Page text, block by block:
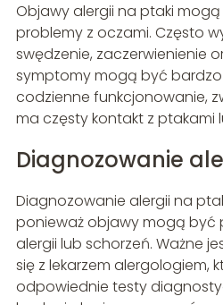
Objawy alergii na ptaki
problemy z oczami. Często
swędzenie, zaczerwienienie
symptomy mogą być bardzo
codzienne funkcjonowanie,
ma częsty kontakt z ptakami
Diagnozowanie
Diagnozowanie alergii na
ponieważ objawy mogą być
alergii lub schorzeń. Ważne
się z lekarzem alergologiem,
odpowiednie testy